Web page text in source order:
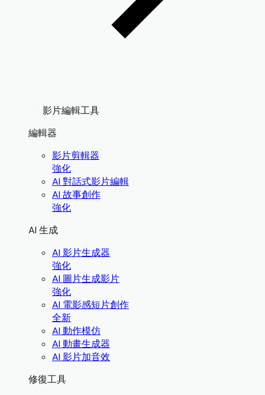
影片編輯工具
編輯器
影片剪輯器
強化
AI 對話式影片編輯
AI 故事創作
強化
AI 生成
AI 影片生成器
強化
AI 圖片生成影片
強化
AI 電影感短片創作
全新
AI 動作模仿
AI 動畫生成器
AI 影片加音效
修復工具